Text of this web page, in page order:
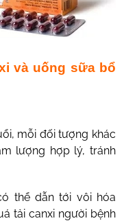
và uống sữa bổ
mỗi đối tượng khác
lượng hợp lý, tránh
thể dẫn tới vôi hóa
tải canxi người bệnh